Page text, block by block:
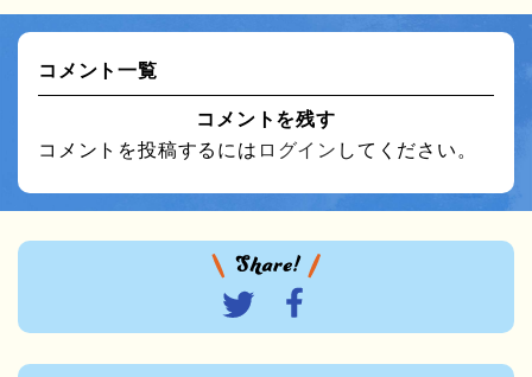
コメント一覧
コメントを残す
コメントを投稿するには ログイン してください。